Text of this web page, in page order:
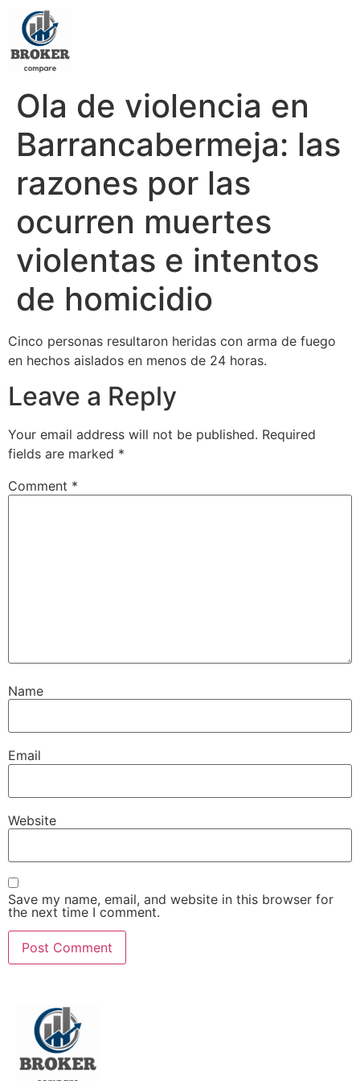
Ola de violencia en
Barrancabermeja: las
razones por las
ocurren muertes
violentas e intentos
de homicidio
Cinco personas resultaron heridas con arma de fuego
en hechos aislados en menos de 24 horas.
Leave a Reply
Your email address will not be published. Required
fields are marked *
Comment *
Name
Email
Website
Save my name, email, and website in this browser for
the next time I comment.